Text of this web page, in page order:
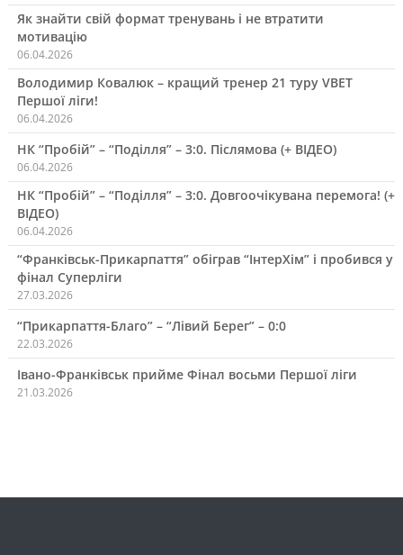
Як знайти свій формат тренувань і не втратити
мотивацію
06.04.2026
Володимир Ковалюк – кращий тренер 21 туру VBET
Першої ліги!
06.04.2026
НК “Пробій” – “Поділля” – 3:0. Післямова (+ ВІДЕО)
06.04.2026
НК “Пробій” – “Поділля” – 3:0. Довгоочікувана перемога! (+
ВІДЕО)
06.04.2026
“Франківськ-Прикарпаття” обіграв “ІнтерХім” і пробився у
фінал Суперліги
27.03.2026
“Прикарпаття-Благо” – “Лівий Берег” – 0:0
22.03.2026
Івано-Франківськ прийме Фінал восьми Першої ліги
21.03.2026